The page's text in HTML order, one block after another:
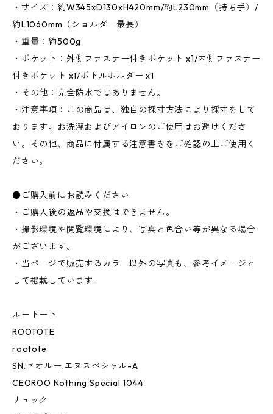
・サイズ：約W345xD130xH420mm/約L230mm（持ち手）/
約L1060mm（ショルダー最長）
・重量：約500g
・ポケット：外側ファスナー付きポケット x1/内側ファスナー
付きポケット x1/ボトルホルダー x1
・その他：完全防水ではありません。
・注意事項：この商品は、独自の採寸方法により採寸をして
おります。お洗濯およびアイロンのご使用はお避けくださ
い。その他、商品に付属する注意書きをご確認の上ご使用く
ださい。
●ご購入前にお読みください
・ご購入後の返品や交換はできません。
・撮影環境や閲覧環境により、写真と色合い等が異なる場合
がございます。
・当ページで販売するカラー以外の写真も、参考イメージと
して掲載しています。
ルートート
ROOTOTE
rootote
SN.セオルー.エヌスペシャル-A
CEOROO Nothing Special 1044
リュック